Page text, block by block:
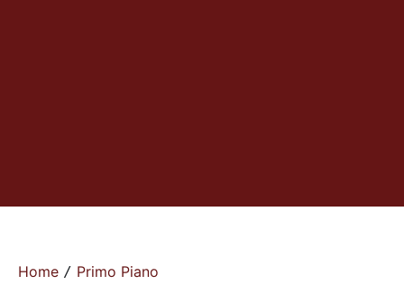
Home / Primo Piano